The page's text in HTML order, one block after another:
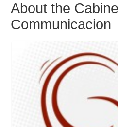
About the
Communicacion